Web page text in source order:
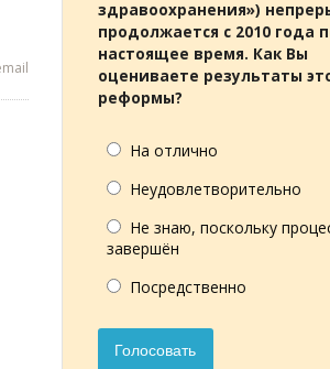
здравоохранения»)
продолжается с 2010 года
настоящее время. Как Вы
оцениваете результаты
реформы?
На отлично
Неудовлетворительно
Не знаю, поскольку
завершён
Посредственно
Голосовать